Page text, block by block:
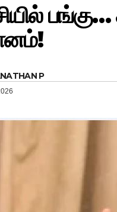
பங்கு…
P